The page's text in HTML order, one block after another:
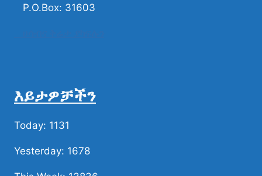
P.O.Box: 31603
እይታዎቻችን
Today: 1131
Yesterday: 1678